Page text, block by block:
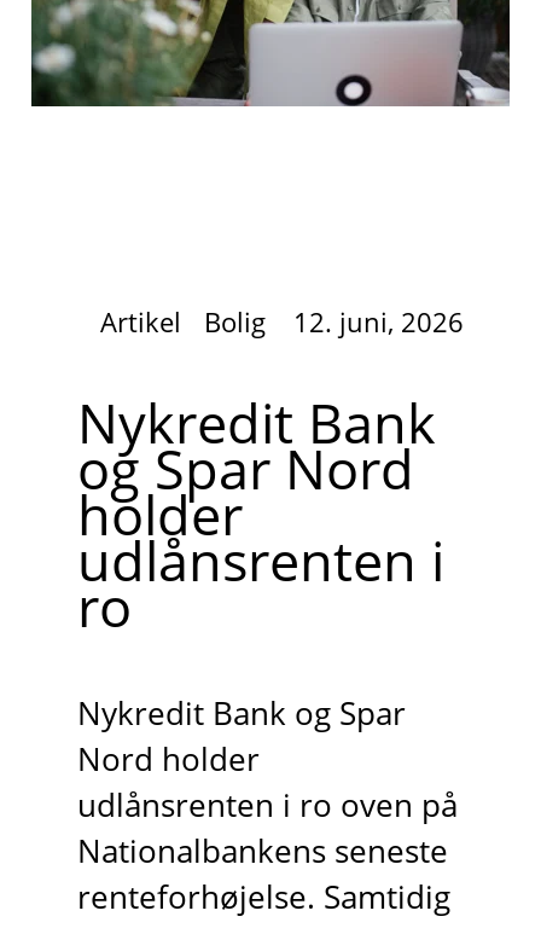
Artikel Bolig 12. juni, 2026
Nykredit Bank
og Spar Nord
holder
udlånsrenten i
ro
Nykredit Bank og Spar
Nord holder
udlånsrenten i ro oven på
Nationalbankens seneste
renteforhøjelse. Samtidig